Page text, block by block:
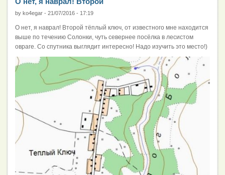
by ko4egar - 21/07/2016 - 17:19
О нет, я наврал! Второй тёплый ключ, от известного мне находится
выше по течению Солонки, чуть севернее посёлка в лесистом
овраге. Со спутника выглядит интересно! Надо изучить это место!)